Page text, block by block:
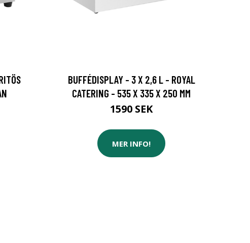
BUFFÉDISPLAY - 3 X 2,6 L - ROYAL
CATERING - 535 X 335 X 250 MM
1590 SEK
MER INFO!